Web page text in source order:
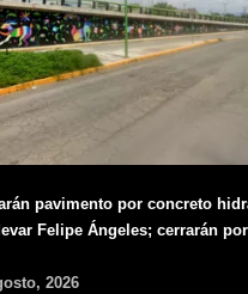
pavimento por concreto
Felipe Ángeles; cerrarán
2026